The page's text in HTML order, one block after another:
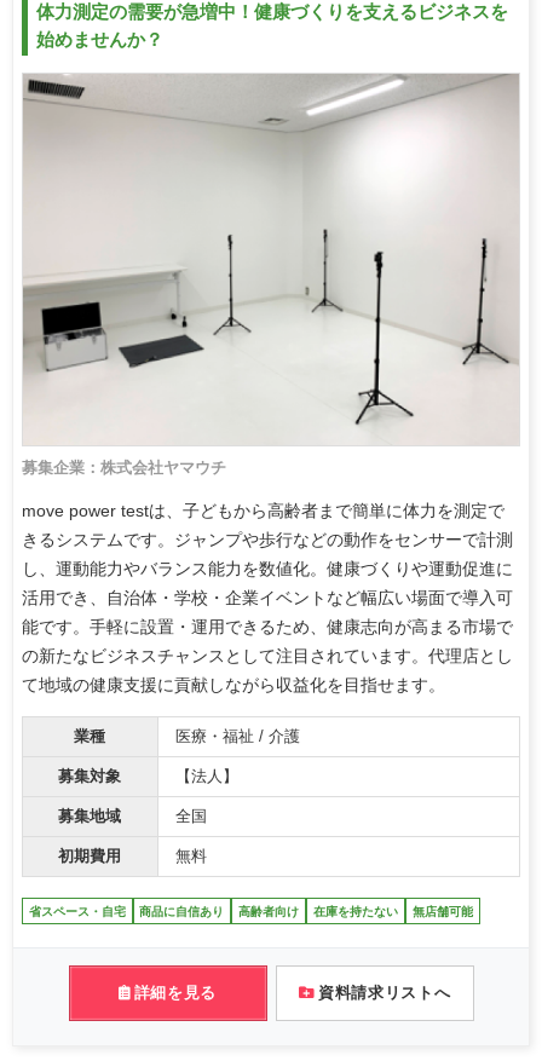
体力測定の需要が急増中！健康づくりを支えるビジネスを
始めませんか？
募集企業：株式会社ヤマウチ
move power testは、子どもから高齢者まで簡単に体力を測定で
きるシステムです。ジャンプや歩行などの動作をセンサーで計測
し、運動能力やバランス能力を数値化。健康づくりや運動促進に
活用でき、自治体・学校・企業イベントなど幅広い場面で導入可
能です。手軽に設置・運用できるため、健康志向が高まる市場で
の新たなビジネスチャンスとして注目されています。代理店とし
て地域の健康支援に貢献しながら収益化を目指せます。
業種 医療・福祉 / 介護
募集対象 【法人】
募集地域 全国
初期費用 無料
省スペース・自宅 商品に自信あり 高齢者向け 在庫を持たない 無店舗可能
詳細を見る 資料請求リストへ